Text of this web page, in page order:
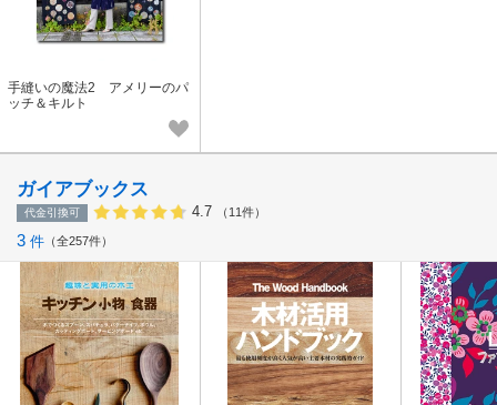
手縫いの魔法2 アメリーのパ
ッチ＆キルト
ガイアブックス
代金引換可 4.7 （11件）
3 件 全257件